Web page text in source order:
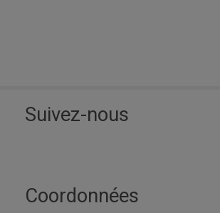
Suivez-nous
Coordonnées